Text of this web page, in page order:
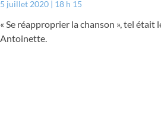
5 juillet 2020 18 h 15
« Se réapproprier la chanson », tel était
Antoinette.